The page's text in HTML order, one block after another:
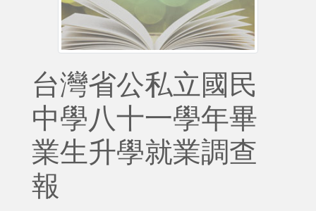
台灣省公私立國民
中學八十一學年畢
業生升學就業調查
報